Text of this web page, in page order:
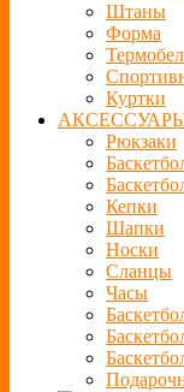
Штаны
Форма
Куртки
Рюкзаки
Кепки
Шапки
Носки
Сланцы
Часы